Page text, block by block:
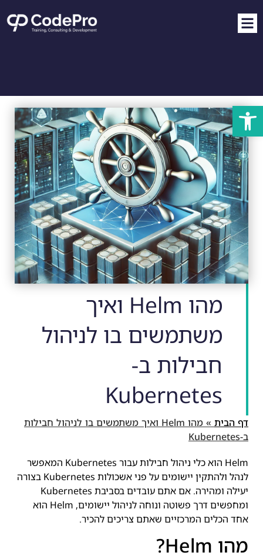
פתח סרגל נגישות
מהו Helm ואיך
משתמשים בו לניהול
חבילות ב-
Kubernetes
דף הבית »
מהו Helm ואיך משתמשים בו לניהול חבילות
ב-Kubernetes
Helm הוא כלי ניהול חבילות עבור Kubernetes המאפשר
לנהל ולהתקין יישומים על פני אשכולות Kubernetes בצורה
יעילה ומהירה. אם אתם עובדים בסביבת Kubernetes
ומחפשים דרך פשוטה ונוחה לניהול יישומים, Helm הוא
אחד הכלים המרכזיים שאתם צריכים להכיר.
מהו Helm?